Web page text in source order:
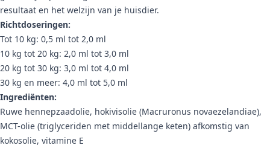
resultaat en het welzijn van je huisdier.
Richtdoseringen:
Tot 10 kg: 0,5 ml tot 2,0 ml
10 kg tot 20 kg: 2,0 ml tot 3,0 ml
20 kg tot 30 kg: 3,0 ml tot 4,0 ml
30 kg en meer: 4,0 ml tot 5,0 ml
Ingrediënten:
Ruwe hennepzaadolie, hokivisolie (Macruronus novaezelandiae),
MCT-olie (triglyceriden met middellange keten) afkomstig van
kokosolie, vitamine E